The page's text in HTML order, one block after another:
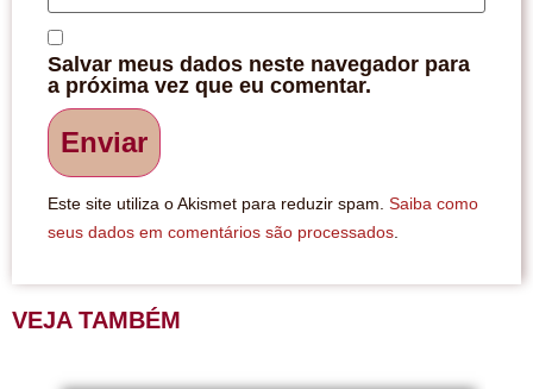
Salvar meus dados neste navegador para
a próxima vez que eu comentar.
Este site utiliza o Akismet para reduzir spam. Saiba como
seus dados em comentários são processados.
VEJA TAMBÉM